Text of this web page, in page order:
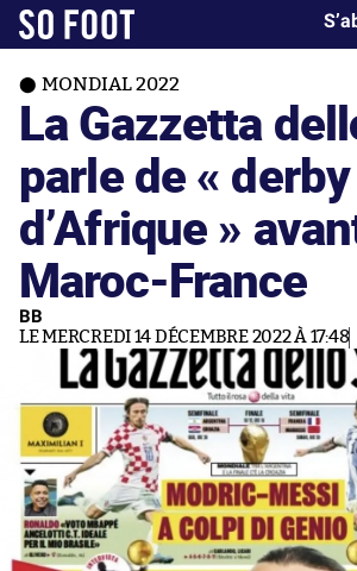
MONDIAL 2022
La Gazzetta
parle de « derby
d’Afrique »
Maroc-France
BB
LE MERCREDI 14 DÉCEMBRE 2022 À 17:48